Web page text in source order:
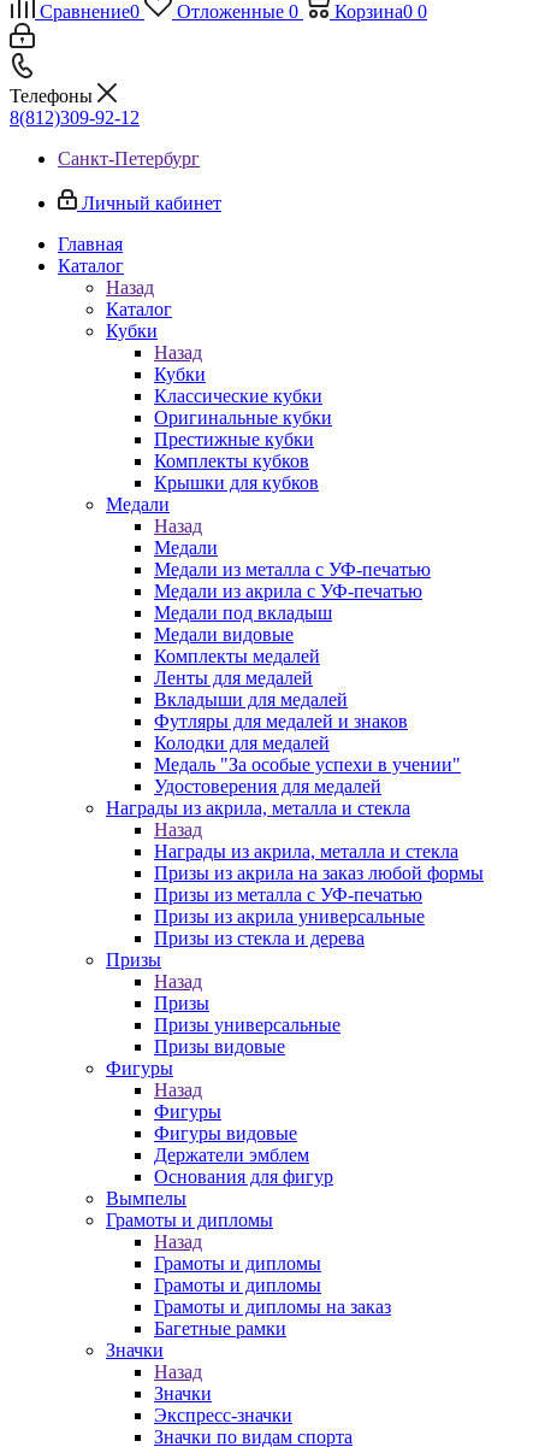
Сравнение0 Отложенные 0 Корзина0 0
Телефоны
8(812)309-92-12
Санкт-Петербург
Личный кабинет
Главная
Каталог
Назад
Каталог
Кубки
Назад
Кубки
Классические кубки
Оригинальные кубки
Престижные кубки
Комплекты кубков
Крышки для кубков
Медали
Назад
Медали
Медали из металла с УФ-печатью
Медали из акрила с УФ-печатью
Медали под вкладыш
Медали видовые
Комплекты медалей
Ленты для медалей
Вкладыши для медалей
Футляры для медалей и знаков
Колодки для медалей
Медаль "За особые успехи в учении"
Удостоверения для медалей
Награды из акрила, металла и стекла
Назад
Награды из акрила, металла и стекла
Призы из акрила на заказ любой формы
Призы из металла с УФ-печатью
Призы из акрила универсальные
Призы из стекла и дерева
Призы
Назад
Призы
Призы универсальные
Призы видовые
Фигуры
Назад
Фигуры
Фигуры видовые
Держатели эмблем
Основания для фигур
Вымпелы
Грамоты и дипломы
Назад
Грамоты и дипломы
Грамоты и дипломы
Грамоты и дипломы на заказ
Багетные рамки
Значки
Назад
Значки
Экспресс-значки
Значки по видам спорта